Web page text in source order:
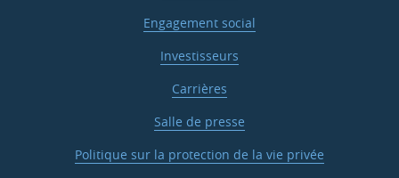
Engagement social
Investisseurs
Carrières
Salle de presse
Politique sur la protection de la vie privée